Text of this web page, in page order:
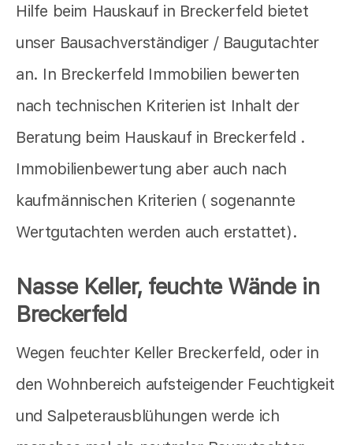
Hilfe beim Hauskauf in Breckerfeld bietet
unser Bausachverständiger / Baugutachter
an. In Breckerfeld Immobilien bewerten
nach technischen Kriterien ist Inhalt der
Beratung beim Hauskauf in Breckerfeld .
Immobilienbewertung aber auch nach
kaufmännischen Kriterien ( sogenannte
Wertgutachten werden auch erstattet).
Nasse Keller, feuchte Wände in
Breckerfeld
Wegen feuchter Keller Breckerfeld, oder in
den Wohnbereich aufsteigender Feuchtigkeit
und Salpeterausblühungen werde ich